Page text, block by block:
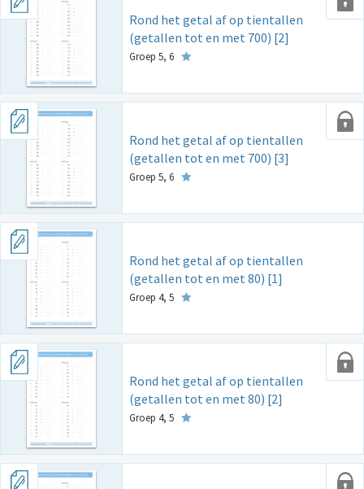
Rond het getal af op tientallen
(getallen tot en met 700) [2]
Groep 5, 6
Rond het getal af op tientallen
(getallen tot en met 700) [3]
Groep 5, 6
Rond het getal af op tientallen
(getallen tot en met 80) [1]
Groep 4, 5
Rond het getal af op tientallen
(getallen tot en met 80) [2]
Groep 4, 5